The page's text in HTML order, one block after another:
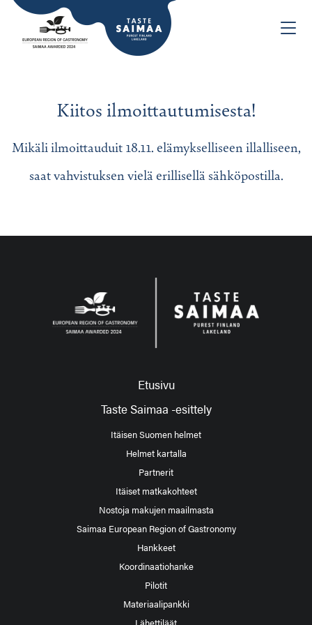
Kiitos ilmoittautumisesta!
Mikäli ilmoittauduit 18.11. elämykselliseen illalliseen,
saat vahvistuksen vielä erillisellä sähköpostilla.
Etusivu
Taste Saimaa -esittely
Itäisen Suomen helmet
Helmet kartalla
Partnerit
Itäiset matkakohteet
Nostoja makujen maailmasta
Saimaa European Region of Gastronomy
Hankkeet
Koordinaatiohanke
Pilotit
Materiaalipankki